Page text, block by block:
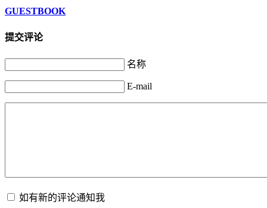
GUESTBOOK
提交评论
名称
E-mail
如有新的评论通知我